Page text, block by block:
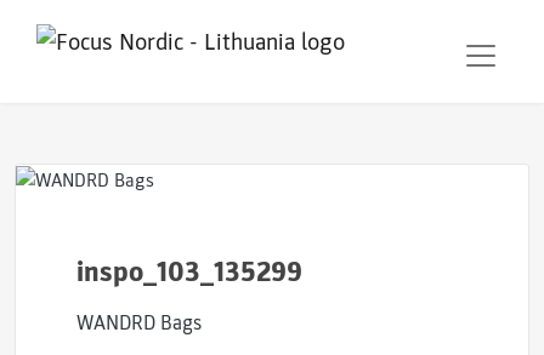
inspo_103_135299
WANDRD Bags